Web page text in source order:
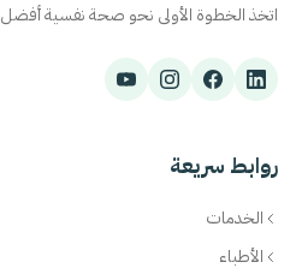
اتخذ الخطوة الأولى نحو صحة نفسية أفضل
روابط سريعة
الخدمات
الأطباء